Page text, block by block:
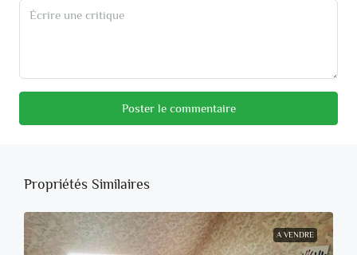
Poster le commentaire
Propriétés Similaires
A VENDRE